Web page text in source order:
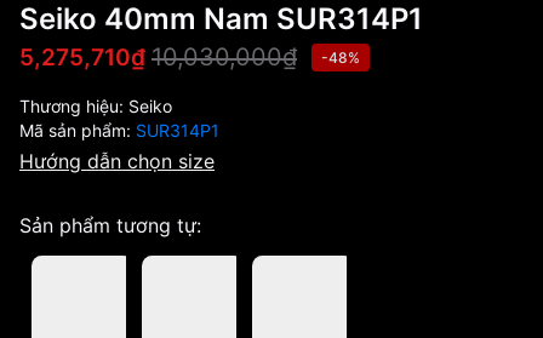
Seiko 40mm Nam SUR314P1
5,275,710₫ 10,030,000₫ -48%
Thương hiệu: Seiko
Mã sản phẩm: SUR314P1
Hướng dẫn chọn size
Sản phẩm tương tự: